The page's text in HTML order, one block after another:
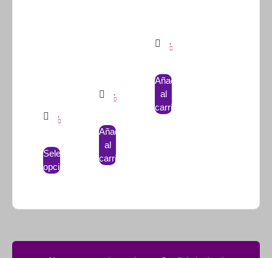
Seleccionar
opciones
Añadir
al
carrito
Añadir
al
carrito